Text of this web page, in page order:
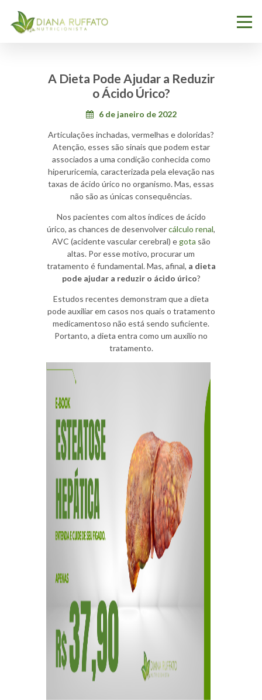
A Dieta Pode Ajudar a Reduzir
o Ácido Úrico?
6 de janeiro de 2022
Articulações inchadas, vermelhas e doloridas?
Atenção, esses são sinais que podem estar
associados a uma condição conhecida como
hiperuricemia, caracterizada pela elevação nas
taxas de ácido úrico no organismo. Mas, essas
não são as únicas consequências.
Nos pacientes com altos índices de ácido
úrico, as chances de desenvolvercálculo renal,
AVC (acidente vascular cerebral) e gota são
altas. Por esse motivo, procurar um
tratamento é fundamental. Mas, afinal, a dieta
pode ajudar a reduzir o ácido úrico?
Estudos recentes demonstram que a dieta
pode auxiliar em casos nos quais o tratamento
medicamentoso não está sendo suficiente.
Portanto, a dieta entra como um auxílio no
tratamento.